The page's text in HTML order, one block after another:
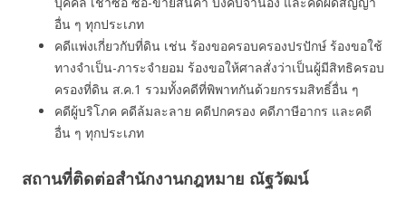
อื่น ๆ ทุกประเภท
คดีแพ่งเกี่ยวกับที่ดิน เช่น ร้องขอครอบครองปรปักษ์ ร้องขอใช้
ทางจำเป็น-ภาระจำยอม ร้องขอให้ศาลสั่งว่าเป็นผู้มีสิทธิครอบ
ครองที่ดิน ส.ค.1 รวมทั้งคดีที่พิพาทกันด้วยกรรมสิทธิ์อื่น ๆ
คดีผู้บริโภค คดีล้มละลาย คดีปกครอง คดีภาษีอากร และคดี
อื่น ๆ ทุกประเภท
สถานที่ติดต่อสำนักงานกฎหมาย ณัฐวัฒน์